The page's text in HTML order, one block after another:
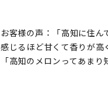
お客様の声：「高知に住
感じるほど甘くて香りが高
「高知のメロンってあま